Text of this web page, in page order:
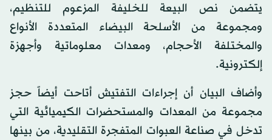
يتضمن نص البيعة للخليفة المزعوم للتنظيم،
ومجموعة من الأسلحة البيضاء المتعددة الأنواع
والمختلفة الأحجام، ومعدات معلوماتية وأجهزة
إلكترونية.
وأضاف البيان أن إجراءات التفتيش أتاحت أيضاً حجز
مجموعة من المعدات والمستحضرات الكيميائية التي
تدخل في صناعة العبوات المتفجرة التقليدية، من بينها